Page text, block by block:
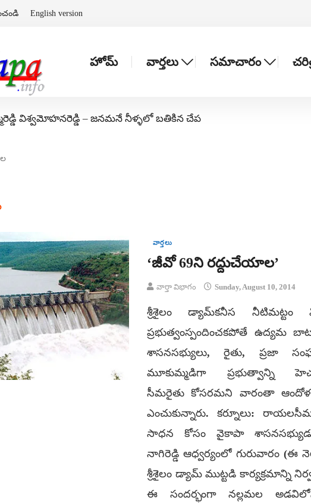
English version
హోమ్ వార్తలు సమాచారం
విశ్వమోహనరెడ్డి – జనమనే నీళ్ళలో బతికిన చేప
వార్తలు
‘జీవో 69ని రద్దుచేయాల’
వార్తా విభాగం Sunday, August 10, 2014
శ్రీశైలం డ్యామ్‌కనీస నీటిమట్టం
ప్రభుత్వంస్పందించకపోతే ఉద్యమ
శాసనసభ్యులు, రైతు, ప్రజా
మూకుమ్మడిగా ప్రభుత్వాన్ని
సీమరైతు కోసరమని వారంతా
ఎంచుకున్నారు. కర్నూలు:
సాధన కోసం వైకాపా
నాగిరెడ్డి ఆధ్వర్యంలో గురువారం (ఈ
శ్రీశైలం డ్యామ్ ముట్టడి కార్యక్రమాన్ని
ఈ సందర్భంగా నల్లమల